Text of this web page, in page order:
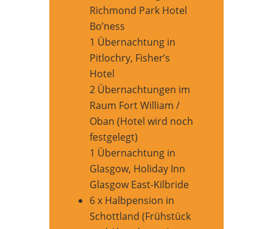
Richmond Park Hotel
Bo’ness
1 Übernachtung in
Pitlochry, Fisher’s
Hotel
2 Übernachtungen im
Raum Fort William /
Oban (Hotel wird noch
festgelegt)
1 Übernachtung in
Glasgow, Holiday Inn
Glasgow East-Kilbride
6 x Halbpension in
Schottland (Frühstück